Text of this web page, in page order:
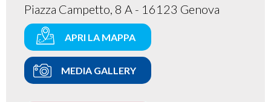
Piazza Campetto, 8 A - 16123 Genova
APRI LA MAPPA
MEDIA GALLERY